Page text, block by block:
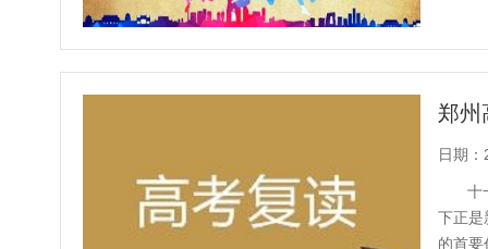
郑州
日期
十
下正是
的首